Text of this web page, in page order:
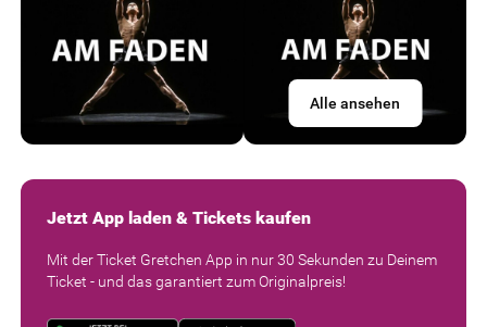
Alle ansehen
Jetzt App laden & Tickets kaufen
Mit der Ticket Gretchen App in nur 30 Sekunden zu Deinem
Ticket - und das garantiert zum Originalpreis!